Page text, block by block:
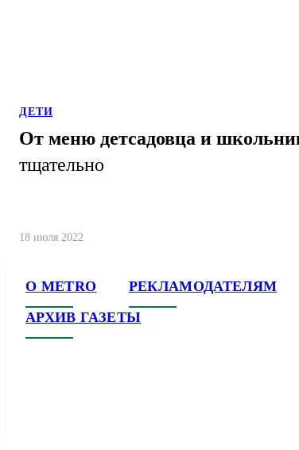
ДЕТИ
От меню детсадовца и
тщательно
18 июля 2022
О METRO РЕКЛАМОДАТЕЛЯМ
АРХИВ ГАЗЕТЫ